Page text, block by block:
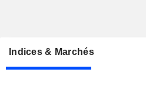
Indices & Marchés